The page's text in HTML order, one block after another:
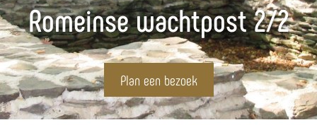
Romeinse wachtpost 2/2
Plan een bezoek